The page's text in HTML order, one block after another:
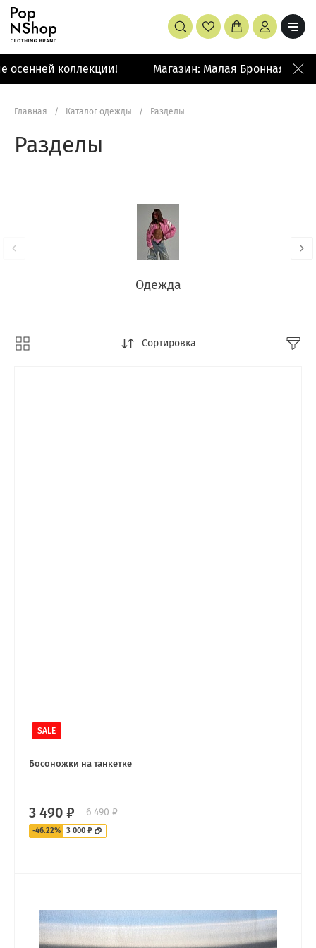
коллекции! Магазин: Малая Бронная 42/14
Главная / Каталог одежды / Разделы
Разделы
Одежда
Сортировка
SALE
Босоножки на танкетке
3 490 ₽ 6 490 ₽
-46.22% 3 000 ₽